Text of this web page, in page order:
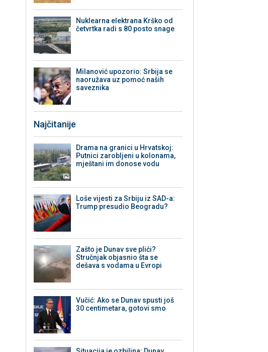
Nuklearna elektrana Krško od
četvrtka radi s 80 posto snage
Milanović upozorio: Srbija se
naoružava uz pomoć naših
saveznika
Najčitanije
Drama na granici u Hrvatskoj:
Putnici zarobljeni u kolonama,
mještani im donose vodu
Loše vijesti za Srbiju iz SAD-a:
Trump presudio Beogradu?
Zašto je Dunav sve plići?
Stručnjak objasnio šta se
dešava s vodama u Evropi
Vučić: Ako se Dunav spusti još
30 centimetara, gotovi smo